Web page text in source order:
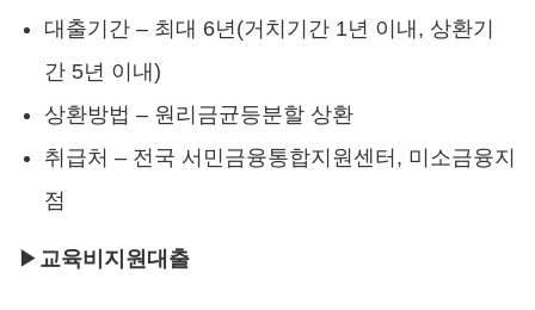
대출기간 – 최대 6년(거치기간 1년 이내, 상환기
간 5년 이내)
상환방법 – 원리금균등분할 상환
취급처 – 전국 서민금융통합지원센터, 미소금융지
점
▶ 교육비지원대출